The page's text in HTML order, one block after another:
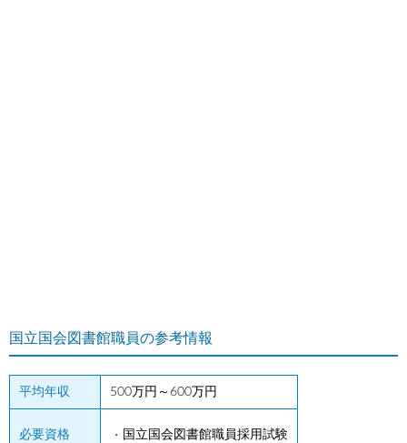
国立国会図書館職員の参考情報
平均年収 500万円～600万円
必要資格 国立国会図書館職員採用試験